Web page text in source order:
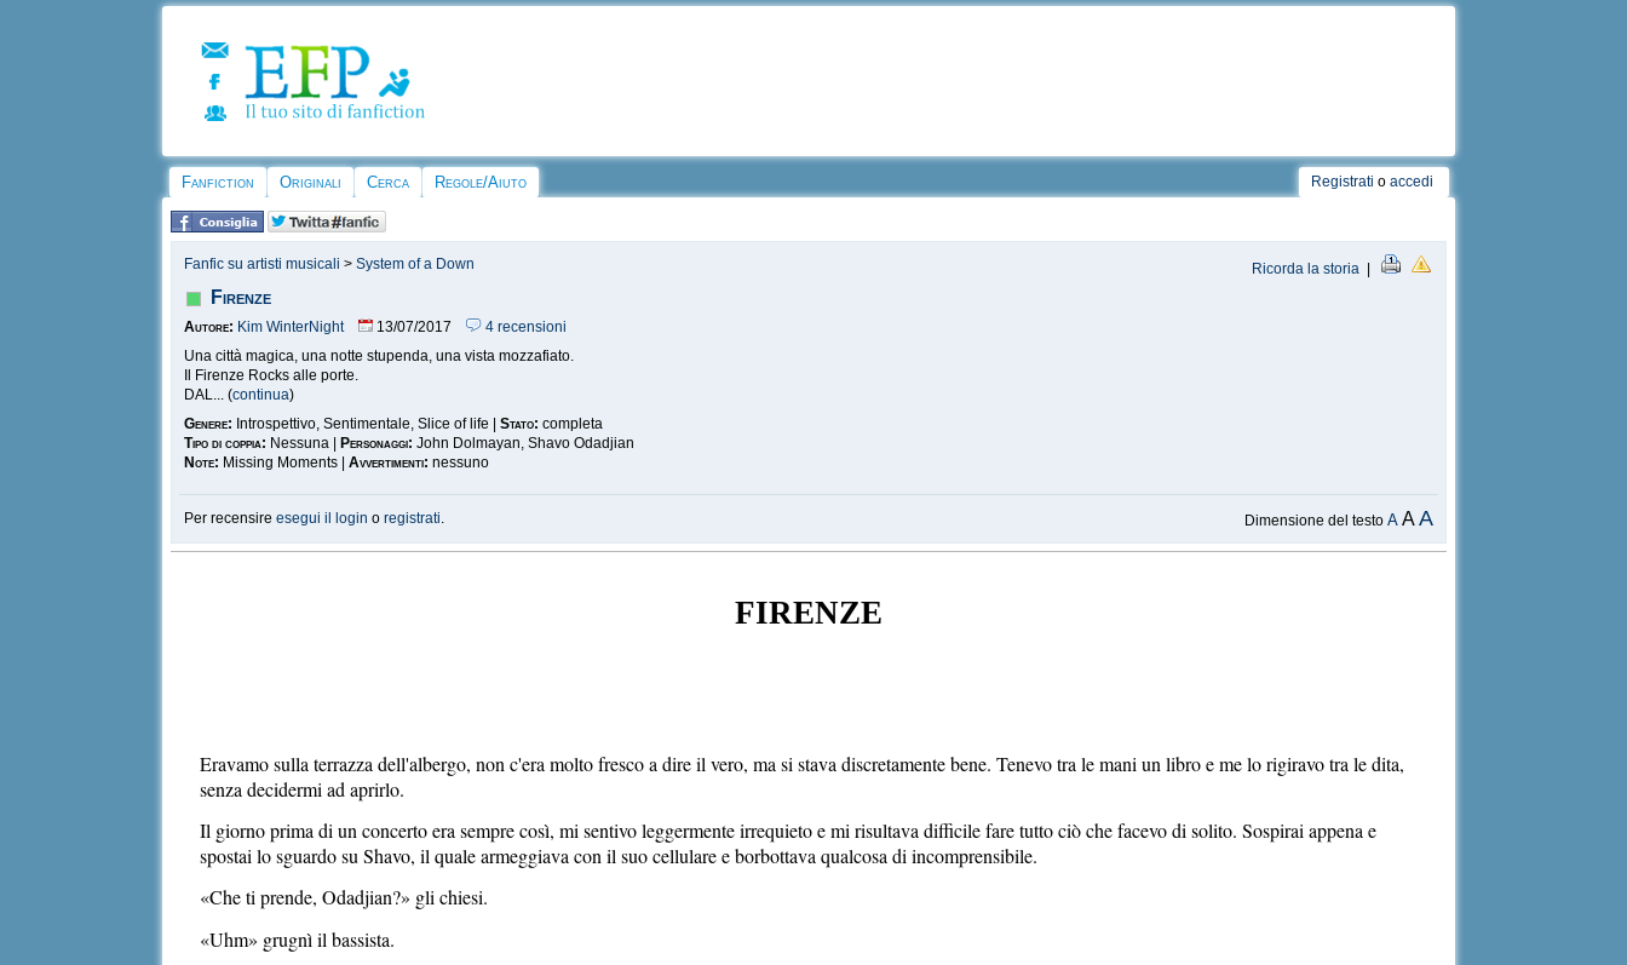
Fanfiction Originali Cerca Regole/Aiuto Registrati o accedi
Fanfic su artisti musicali >System of a Down Ricorda la storia |
Firenze
Autore: Kim WinterNight 13/07/2017
4 recensioni
Una città magica, una notte stupenda, una vista mozzafiato.
Il Firenze Rocks alle porte.
DAL... (continua)
Genere: Introspettivo, Sentimentale, Slice of life |Stato: completa
Tipo di coppia: Nessuna | Personaggi: John Dolmayan, Shavo Odadjian
Note: Missing Moments |Avvertimenti: nessuno
Per recensireesegui il login oregistrati. Dimensione del testoA AA
FIRENZE
Eravamo sulla terrazza dell'albergo, non c'era molto fresco a dire il vero, ma si stava discretamente bene. Tenevo tra le mani un libro e me lo rigiravo tra le dita,
senza decidermi ad aprirlo.
Il giorno prima di un concerto era sempre così, mi sentivo leggermente irrequieto e mi risultava difficile fare tutto ciò che facevo di solito. Sospirai appena e
spostai lo sguardo su Shavo, il quale armeggiava con il suo cellulare e borbottava qualcosa di incomprensibile.
«Che ti prende, Odadjian?» gli chiesi.
«Uhm» grugnì il bassista.